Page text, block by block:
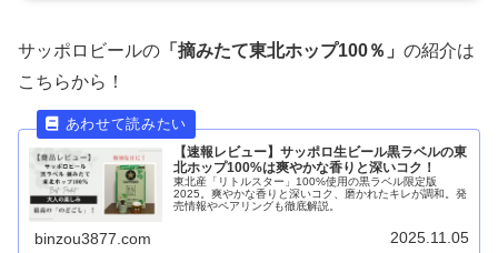
サッポロビールの 「摘みたて東北ホップ100％」 の紹介は
こちらから！
【速報レビュー】サッポロ生ビール黒ラベルの東
北ホップ100%は爽やかな香りと深いコク！
東北産「リトルスター」100%使用の黒ラベル限定版
2025。爽やかな香りと深いコク、磨かれたキレが調和。発
売情報やペアリングも徹底解説。
binzou3877.com 2025.11.05